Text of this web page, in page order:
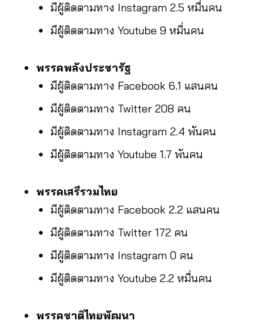
มีผู้ติดตามทาง Instagram 2.5 หมื่นคน
มีผู้ติดตามทาง Youtube 9 หมื่นคน
พรรคพลังประชารัฐ
มีผู้ติดตามทาง Facebook 6.1 แสนคน
มีผู้ติดตามทาง Twitter 208 คน
มีผู้ติดตามทาง Instagram 2.4 พันคน
มีผู้ติดตามทาง Youtube 1.7 พันคน
พรรคเสรีรวมไทย
มีผู้ติดตามทาง Facebook 2.2 แสนคน
มีผู้ติดตามทาง Twitter 172 คน
มีผู้ติดตามทาง Instagram 0 คน
มีผู้ติดตามทาง Youtube 2.2 หมื่นคน
พรรคชาติไทยพัฒนา